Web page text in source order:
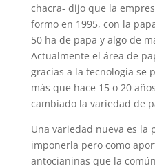
chacra- dijo que la
formo en 1995, con la
50 ha de papa y algo de
Actualmente el área de
gracias a la tecnología se
más que hace 15 o 20
cambiado la variedad de
Una variedad nueva es la
imponerla pero como
antocianinas que la